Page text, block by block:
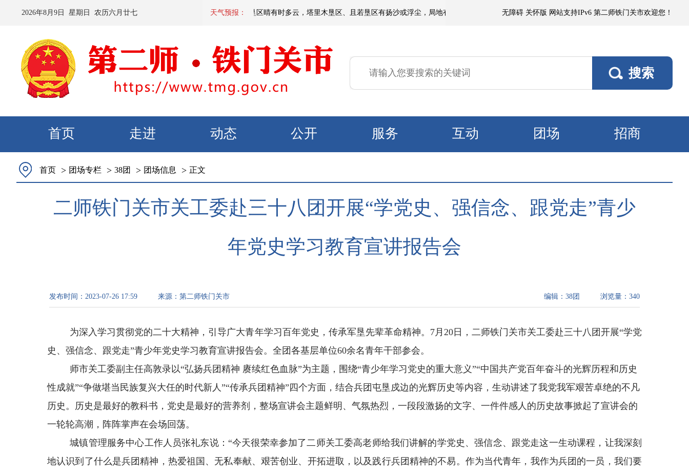
2026年8月 9 日 星期 日 农历六月廿七 天气预报：
预计：今天夜间到明天白天，各垦区晴有时多云，塔里木垦区、且若垦区有扬沙或浮尘，局地有短时沙尘暴，偏东阵风5～6级、风口阵风7～8级，其他垦区风力3～4级
无障碍 关怀版 网站支持IPv6 第二师铁门关市欢迎您！
首页 走进 动态 公开 服务 互动 团场 招商
首页 > 团场专栏 > 38团 > 团场信息 > 正文
二师铁门关市关工委赴三十八团开展“学党史、强信念、跟党走”青少
年党史学习教育宣讲报告会
发布时间： 2023-07-26 17:59 来源： 第二师铁门关市 浏览量： 340
编辑： 38团
为深入学习贯彻党的二十大精神，引导广大青年学习百年党史，传承军垦先辈革命精神。 7月 20日，二师铁门关市关工委赴三十八团开展“学党
史、强信念、跟党走”青少年党史学习教育宣讲报告会。全团各基层单位60余名青年干部参会。
师市关工委副主任高敦录以“弘扬兵团精神 赓续红色血脉”为主题，围绕“青少年学习党史的重大意义”“中国共产党百年奋斗的光辉历程和历史
性成就”“争做堪当民族复兴大任的时代新人”“传承兵团精神”四个方面，结合兵团屯垦戍边的光辉历史等内容，生动讲述了我党我军艰苦卓绝的不凡
历史。历史是最好的教科书，党史是最好的营养剂，整场宣讲会主题鲜明、气氛热烈，一段段激扬的文字、一件件感人的历史故事掀起了宣讲会的
一轮轮高潮，阵阵掌声在会场回荡。
城镇管理服务中心工作人员张礼东说： “今天很荣幸参加了二师关工委高老师给我们讲解的学党史、强信念、跟党走这一生动课程，让我深刻
地认识到了什么是兵团精神，热爱祖国、无私奉献、艰苦创业、开拓进取，以及践行兵团精神的不易。作为当代青年，我作为兵团的一员，我们要